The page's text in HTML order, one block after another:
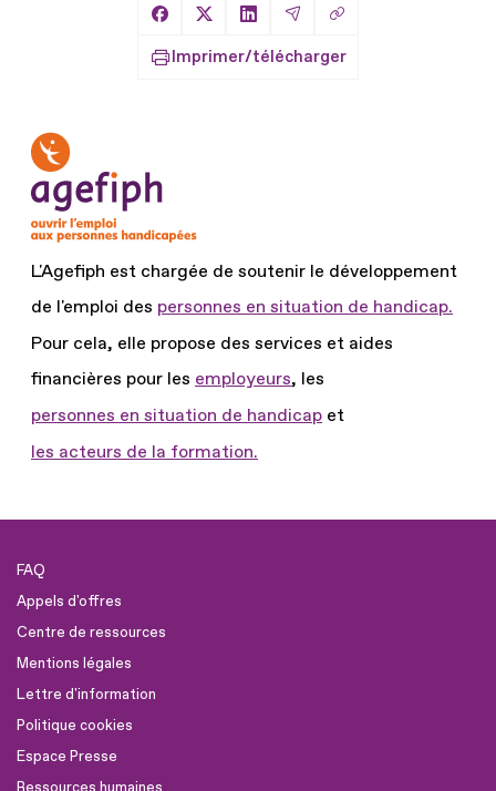
Partager sur Facebook
Partager sur X
Partager sur LinkedIn
Partager par Email
Copier le lien
Imprimer/télécharger
L'Agefiph est chargée de soutenir le développement
de l'emploi des personnes en situation de handicap.
Pour cela, elle propose des services et aides
financières pour les employeurs, les
personnes en situation de handicap et
les acteurs de la formation.
FAQ
Appels d'offres
Centre de ressources
Mentions légales
Lettre d'information
Politique cookies
Espace Presse
Ressources humaines